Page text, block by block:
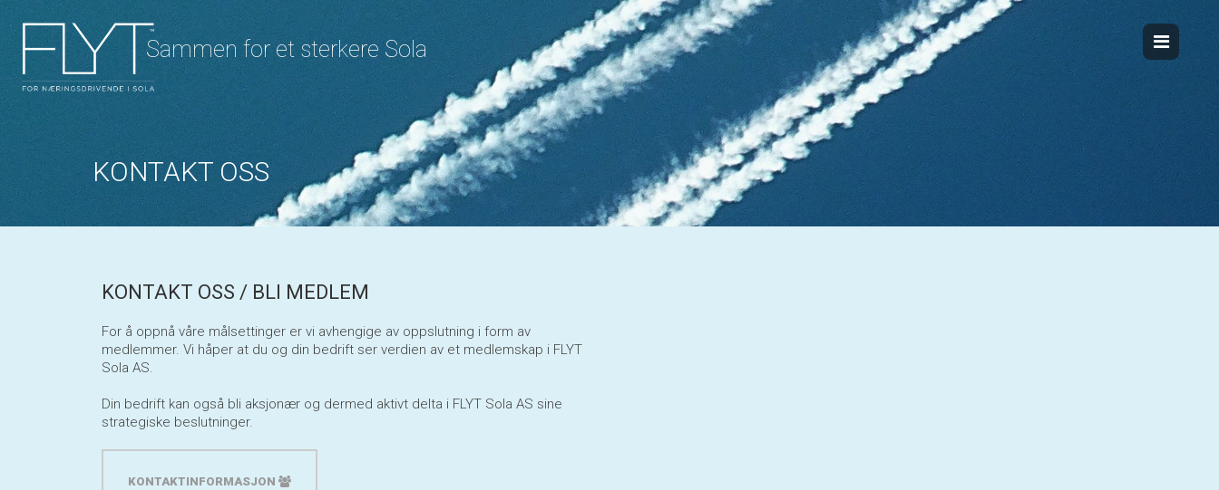
Sammen for et sterkere Sola
KONTAKT OSS
KONTAKT OSS / BLI MEDLEM
For å oppnå våre målsettinger er vi avhengige av oppslutning i form av
medlemmer. Vi håper at du og din bedrift ser verdien av et medlemskap i FLYT
Sola AS.
Din bedrift kan også bli aksjonær og dermed aktivt delta i FLYT Sola AS sine
strategiske beslutninger.
KONTAKTINFORMASJON